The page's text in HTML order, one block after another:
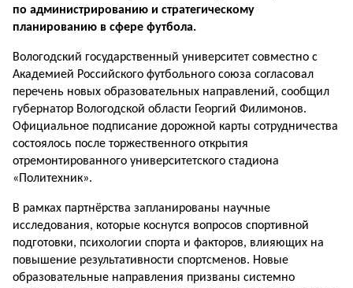
по администрированию и стратегическому
планированию в сфере футбола.
Вологодский государственный университет совместно с
Академией Российского футбольного союза согласовал
перечень новых образовательных направлений, сообщил
губернатор Вологодской области Георгий Филимонов.
Официальное подписание дорожной карты сотрудничества
состоялось после торжественного открытия
отремонтированного университетского стадиона
«Политехник».
В рамках партнёрства запланированы научные
исследования, которые коснутся вопросов спортивной
подготовки, психологии спорта и факторов, влияющих на
повышение результативности спортсменов. Новые
образовательные направления призваны системно